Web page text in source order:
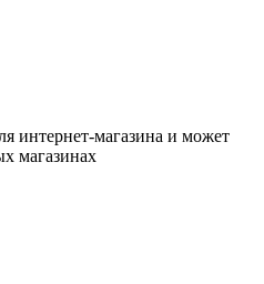
интернет-магазина и может
магазинах